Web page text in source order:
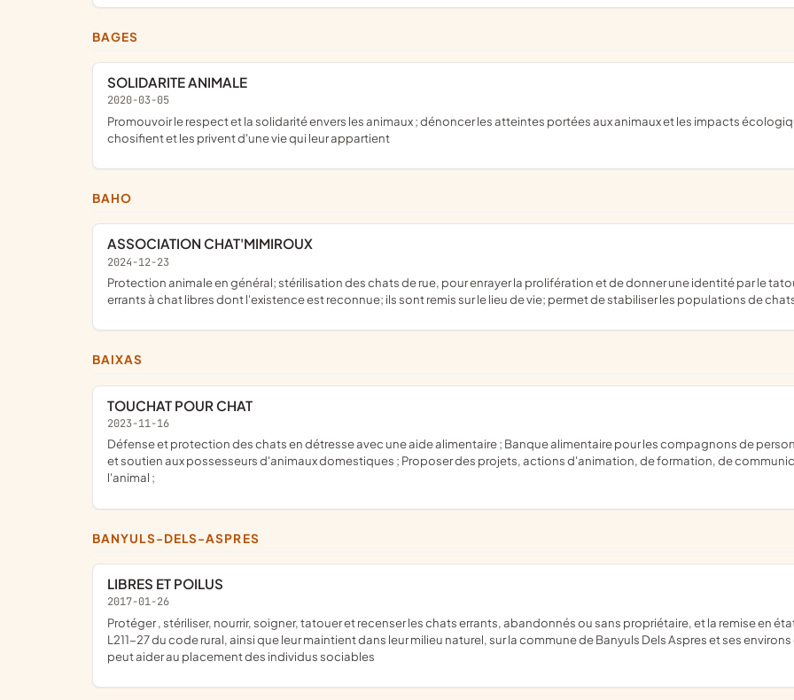
BAGES
SOLIDARITE ANIMALE
2020-03-05
promouvoir le respect et la solidarité envers les animaux ; dénoncer les atteintes portées aux animaux et les impacts écologiques et sanitaires des systèmes qui entre autres les
chosifient et les privent d'une vie qui leur appartient
BAHO
ASSOCIATION CHAT'MIMIROUX
2024-12-23
protection animale en général; stérilisation des chats de rue, pour enrayer la prolifération et de donner une identité par le tatouage à ces chats qui passent ainsi du statut de chats
errants à chat libres dont l'existence est reconnue; ils sont remis sur le lieu de vie; permet de stabiliser les populations de
BAIXAS
TOUCHAT POUR CHAT
2023-11-16
défense et protection des chats en détresse avec une aide alimentaire ; Banque alimentaire pour les compagnons de personnes démunies ou en difficultés ; Apporter conseils
et soutien aux possesseurs d'animaux domestiques ; Proposer des projets, actions d'animation, de formation, de
l'animal ;
BANYULS-DELS-ASPRES
LIBRES ET POILUS
2017-01-26
protéger , stériliser, nourrir, soigner, tatouer et recenser les chats errants, abandonnés ou sans propriétaire, et la remise en état sur site des chats, comme nous y oblige la loi article
L211-27 du code rural, ainsi que leur maintient dans leur milieu naturel, sur la commune de Banyuls Dels Aspres et ses
peut aider au placement des individus sociables